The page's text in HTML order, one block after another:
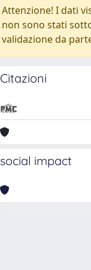
Attenzione! I dati
non sono stati
validazione da
Citazioni
social impact